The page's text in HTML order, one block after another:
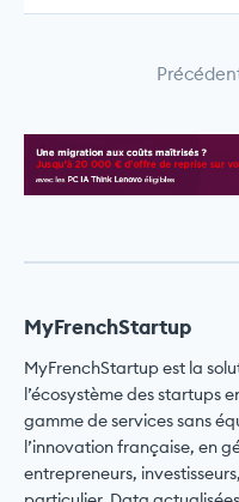
MyFrenchStartup
MyFrenchStartup est la
l’écosystème des startups
gamme de services sans
l’innovation française, en
entrepreneurs,